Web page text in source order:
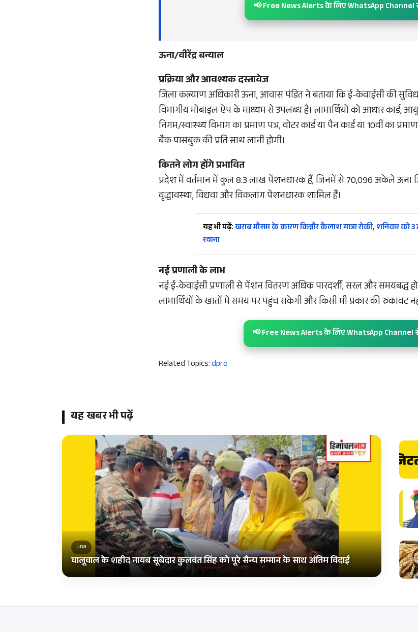
📢 Free News Alerts के लिए WhatsApp Channel
ऊना/वीरेंद्र बन्याल
प्रक्रिया और आवश्यक दस्तावेज
जिला कल्याण अधिकारी ऊना, आवास पंडित ने बताया कि ई-केवाईसी की
विभागीय मोबाइल ऐप के माध्यम से उपलब्ध है। लाभार्थियों को आधार कार्ड,
निगम/स्वास्थ्य विभाग का प्रमाण पत्र, वोटर कार्ड या पैन कार्ड या 10वीं का
बैंक पासबुक की प्रति साथ लानी होगी।
कितने लोग होंगे प्रभावित
प्रदेश में वर्तमान में कुल 8.3 लाख पेंशनधारक हैं, जिनमें से 70,096 अकेले ऊना
वृद्धावस्था, विधवा और विकलांग पेंशनधारक शामिल हैं।
यह भी पढ़ें:खराब मौसम के कारण किन्नौर कैलाश यात्रा रोकी, शनिवार को
रवाना
नई प्रणाली के लाभ
नई ई-केवाईसी प्रणाली से पेंशन वितरण अधिक पारदर्शी, सरल और समयबद्ध
लाभार्थियों के खातों में समय पर पहुंच सकेगी और किसी भी प्रकार की रुकावट
📢 Free News Alerts के लिए WhatsApp Channel
Related Topics:dpro
यह खबर भी पढ़ें
una
घालूवाल के शहीद नायब सूबेदार कुलवंत सिंह को पूरे सैन्य सम्मान के साथ अंतिम विदाई